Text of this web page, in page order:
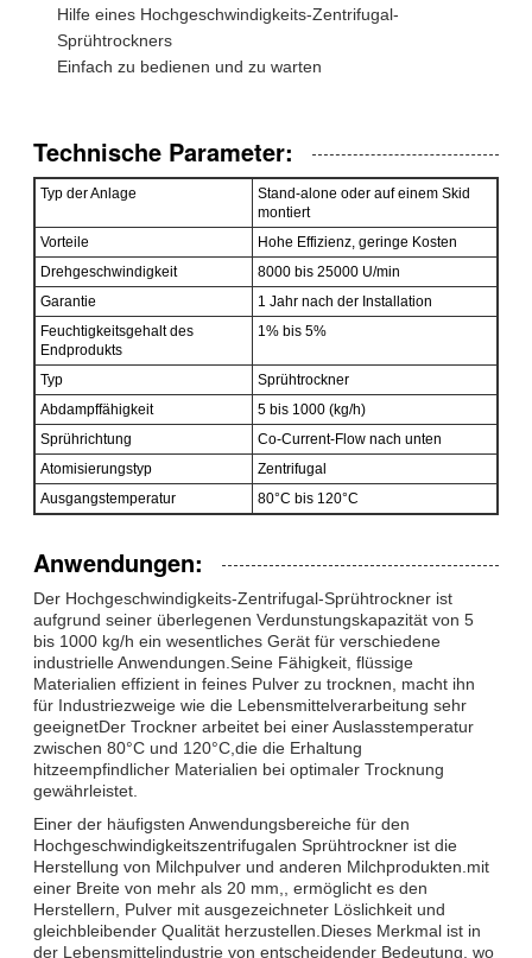
Hilfe eines Hochgeschwindigkeits-Zentrifugal-
Sprühtrockners
Einfach zu bedienen und zu warten
Technische Parameter:
Typ der Anlage
Stand-alone oder auf einem Skid
montiert
Vorteile
Hohe Effizienz, geringe Kosten
Drehgeschwindigkeit
8000 bis 25000 U/min
Garantie
1 Jahr nach der Installation
Feuchtigkeitsgehalt des
Endprodukts
1% bis 5%
Typ
Sprühtrockner
Abdampffähigkeit
5 bis 1000 (kg/h)
Sprührichtung
Co-Current-Flow nach unten
Atomisierungstyp
Zentrifugal
Ausgangstemperatur
80°C bis 120°C
Anwendungen:
Der Hochgeschwindigkeits-Zentrifugal-Sprühtrockner ist
aufgrund seiner überlegenen Verdunstungskapazität von 5
bis 1000 kg/h ein wesentliches Gerät für verschiedene
industrielle Anwendungen.Seine Fähigkeit, flüssige
Materialien effizient in feines Pulver zu trocknen, macht ihn
für Industriezweige wie die Lebensmittelverarbeitung sehr
geeignetDer Trockner arbeitet bei einer Auslasstemperatur
zwischen 80°C und 120°C,die die Erhaltung
hitzeempfindlicher Materialien bei optimaler Trocknung
gewährleistet.
Einer der häufigsten Anwendungsbereiche für den
Hochgeschwindigkeitszentrifugalen Sprühtrockner ist die
Herstellung von Milchpulver und anderen Milchprodukten.mit
einer Breite von mehr als 20 mm,, ermöglicht es den
Herstellern, Pulver mit ausgezeichneter Löslichkeit und
gleichbleibender Qualität herzustellen.Dieses Merkmal ist in
der Lebensmittelindustrie von entscheidender Bedeutung, wo